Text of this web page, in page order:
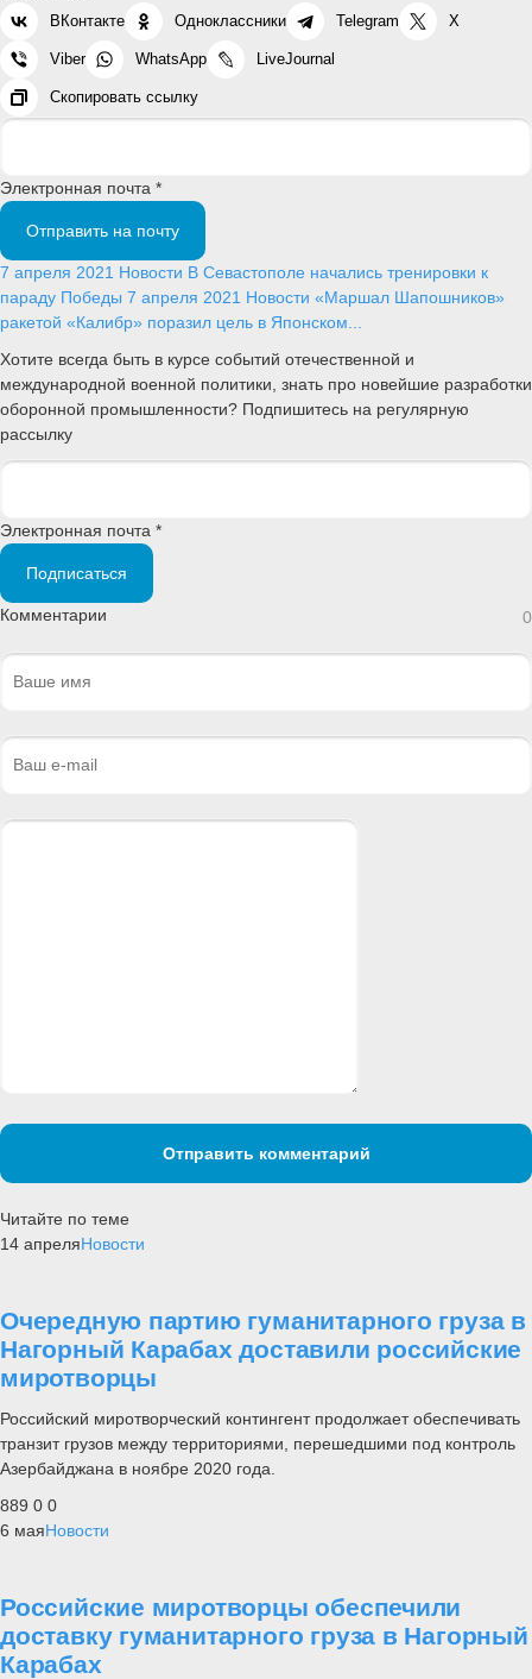
ВКонтакте Одноклассники Telegram X
Viber WhatsApp LiveJournal
Скопировать ссылку
Электронная почта *
Отправить на почту
7 апреля 2021 Новости В Севастополе начались тренировки к
параду Победы 7 апреля 2021 Новости «Маршал Шапошников»
ракетой «Калибр» поразил цель в Японском...
Хотите всегда быть в курсе событий отечественной и
международной военной политики, знать про новейшие разработки
оборонной промышленности? Подпишитесь на регулярную
рассылку
Электронная почта *
Подписаться
Комментарии 0
Отправить комментарий
Читайте по теме
14 апреляНовости
Очередную партию гуманитарного груза в
Нагорный Карабах доставили российские
миротворцы
Российский миротворческий контингент продолжает обеспечивать
транзит грузов между территориями, перешедшими под контроль
Азербайджана в ноябре 2020 года.
889 0 0
6 маяНовости
Российские миротворцы обеспечили
доставку гуманитарного груза в Нагорный
Карабах